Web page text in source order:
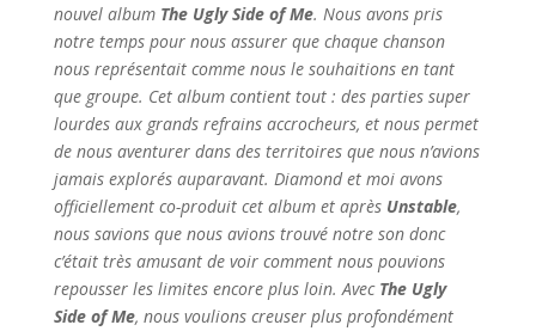
nouvel album The Ugly Side of Me. Nous avons pris
notre temps pour nous assurer que chaque chanson
nous représentait comme nous le souhaitions en tant
que groupe. Cet album contient tout : des parties super
lourdes aux grands refrains accrocheurs, et nous permet
de nous aventurer dans des territoires que nous n’avions
jamais explorés auparavant. Diamond et moi avons
officiellement co-produit cet album et après Unstable,
nous savions que nous avions trouvé notre son donc
c’était très amusant de voir comment nous pouvions
repousser les limites encore plus loin. Avec The Ugly
Side of Me, nous voulions creuser plus profondément